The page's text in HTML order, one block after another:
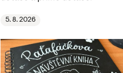
5. 8. 2026